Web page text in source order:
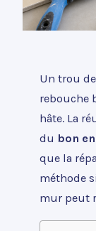
Un trou
rebouche
hâte. La
du bon
que la
méthode
mur peut